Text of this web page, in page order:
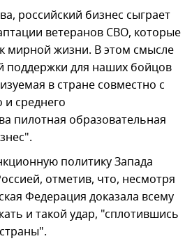
российский бизнес сыграет
ветеранов СВО, которые
мирной жизни. В этом смысле
поддержки для наших бойцов
в стране совместно с
среднего
пилотная образовательная
политику Запада
отметив, что, несмотря
Федерация доказала всему
и такой удар, "сплотившись